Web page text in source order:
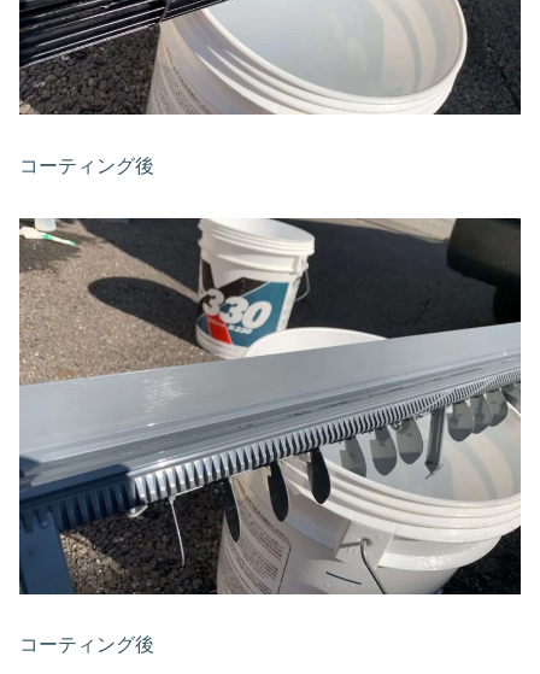
コーティング後
コーティング後